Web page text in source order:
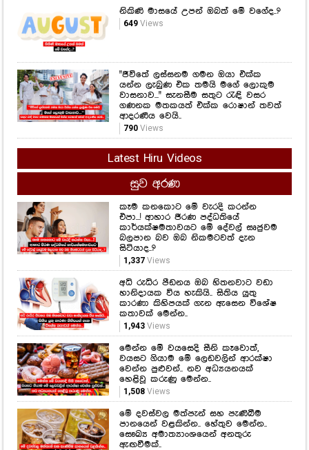
නිකිණි මාසයේ උපන් ඔබත් මේ වගේද..?
649Views
"ජීවිතේ ලස්සනම ගමන ඔයා එක්ක
යන්න ලැබුණ එක තමයි මගේ ලොකුම
වාසනාව..." සැනසීම සතුට රැඳි වසර
ගණනක මතකයත් එක්ක රොෂාන් තවත්
ආදරණීය වෙයි..
790Views
Latest Hiru Videos
සුව අරණ
කෑම කනකොට මේ වැරදි කරන්න
එපා...! ආහාර ජීරණ පද්ධතියේ
කාර්යක්ෂමතාවයට මේ දේවල් සෘජුවම
බලපාන බව ඔබ නිකමටවත් දැන
සිටියාද..?
1,337Views
අධි රුධිර පීඩනය ඔබ හිතනවාට වඩා
හානිදායක විය හැකියි.. සිතිය යුතු
කාරණා කිහිපයක් ගැන ඇසෙන විශේෂ
කතාවක් මෙන්න..
1,943Views
මෙන්න මේ වයසෙදි සීනි කෑවොත්,
වයසට ගියාම මේ ලෙඩවලින් ආරක්ෂා
වෙන්න පුළුවන්.. නව අධ්‍යයනයක්
හෙළිවූ කරුණු මෙන්න..
1,508Views
මේ දවස්වල මත්පැන් සහ පැණිබීම
පානයෙන් වළකින්න.. හේතුව මෙන්න..
සෞඛ්‍ය අමාත්‍යාංශයෙන් අනතුරු
ඇඟවීමක්..